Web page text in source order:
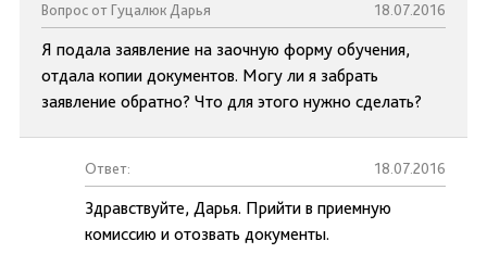
Вопрос от Гуцалюк Дарья 18.07.2016
Я подала заявление на заочную форму обучения,
отдала копии документов. Могу ли я забрать
заявление обратно? Что для этого нужно сделать?
Ответ: 18.07.2016
Здравствуйте, Дарья. Прийти в приемную
комиссию и отозвать документы.